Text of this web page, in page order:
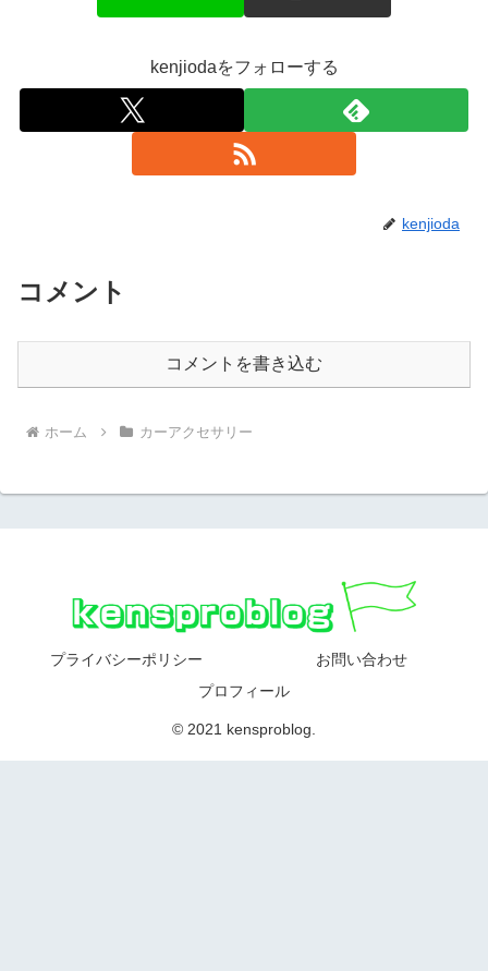
kenjiodaをフォローする
kenjioda
コメント
コメントを書き込む
ホーム カーアクセサリー
プライバシーポリシー
お問い合わせ
プロフィール
© 2021 kensproblog.